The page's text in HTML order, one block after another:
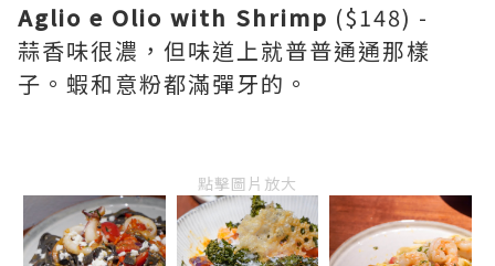
Aglio e Olio with Shrimp ($148) -
蒜香味很濃，但味道上就普普通通那樣
子。蝦和意粉都滿彈牙的。
點擊圖片放大